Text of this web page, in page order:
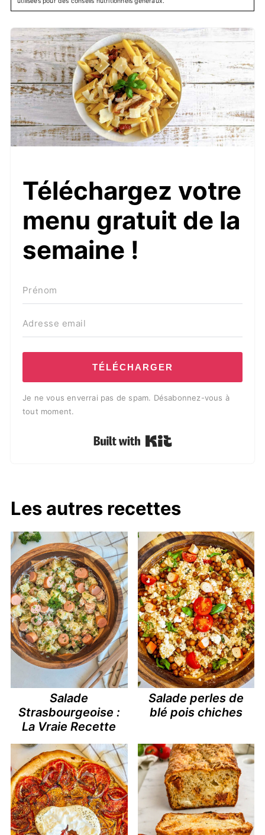
Téléchargez votre
menu gratuit de la
semaine !
TÉLÉCHARGER
Je ne vous enverrai pas de spam. Désabonnez-vous à
tout moment.
Built with Kit
Les autres recettes
Salade
Strasbourgeoise :
La Vraie Recette
Salade perles de
blé pois chiches